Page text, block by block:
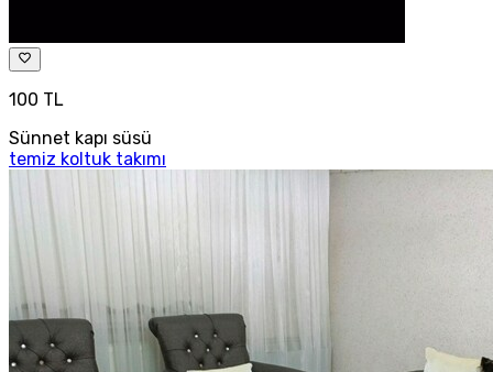
100 TL
Sünnet kapı süsü
temiz koltuk takımı